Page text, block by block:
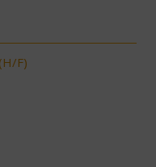
F)